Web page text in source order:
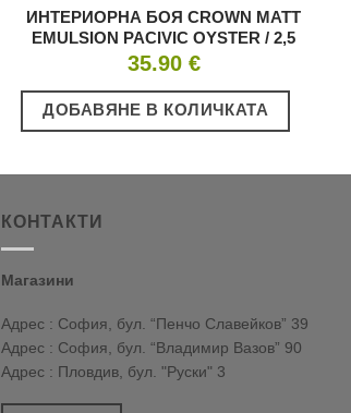
ИНТЕРИОРНА БОЯ CROWN MATT
EMULSION PACIVIC OYSTER / 2,5
35.90 €
ДОБАВЯНЕ В КОЛИЧКАТА
КОНТАКТИ
Магазини
Адрес : София, бул. “Пенчо Славейков” 39
Адрес : София, бул. “Владимир Вазов” 90
Адрес : Пловдив, бул. "Руски" 3